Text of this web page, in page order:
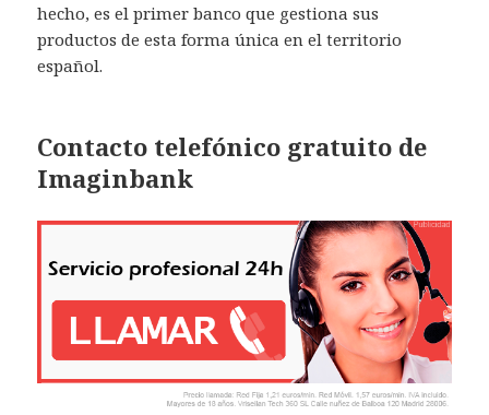
hecho, es el primer banco que gestiona sus
productos de esta forma única en el territorio
español.
Contacto telefónico gratuito de
Imaginbank